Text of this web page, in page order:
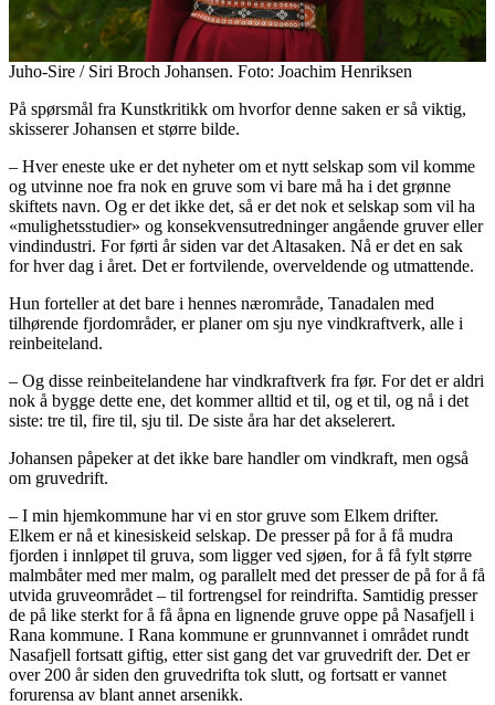
Juho-Sire / Siri Broch Johansen. Foto: Joachim Henriksen
På spørsmål fra Kunstkritikk om hvorfor denne saken er så viktig,
skisserer Johansen et større bilde.
– Hver eneste uke er det nyheter om et nytt selskap som vil komme
og utvinne noe fra nok en gruve som vi bare må ha i det grønne
skiftets navn. Og er det ikke det, så er det nok et selskap som vil ha
«mulighetsstudier» og konsekvensutredninger angående gruver eller
vindindustri. For førti år siden var det Altasaken. Nå er det en sak
for hver dag i året. Det er fortvilende, overveldende og utmattende.
Hun forteller at det bare i hennes nærområde, Tanadalen med
tilhørende fjordområder, er planer om sju nye vindkraftverk, alle i
reinbeiteland.
– Og disse reinbeitelandene har vindkraftverk fra før. For det er aldri
nok å bygge dette ene, det kommer alltid et til, og et til, og nå i det
siste: tre til, fire til, sju til. De siste åra har det akselerert.
Johansen påpeker at det ikke bare handler om vindkraft, men også
om gruvedrift.
– I min hjemkommune har vi en stor gruve som Elkem drifter.
Elkem er nå et kinesiskeid selskap. De presser på for å få mudra
fjorden i innløpet til gruva, som ligger ved sjøen, for å få fylt større
malmbåter med mer malm, og parallelt med det presser de på for å få
utvida gruveområdet – til fortrengsel for reindrifta. Samtidig presser
de på like sterkt for å få åpna en lignende gruve oppe på Nasafjell i
Rana kommune. I Rana kommune er grunnvannet i området rundt
Nasafjell fortsatt giftig, etter sist gang det var gruvedrift der. Det er
over 200 år siden den gruvedrifta tok slutt, og fortsatt er vannet
forurensa av blant annet arsenikk.